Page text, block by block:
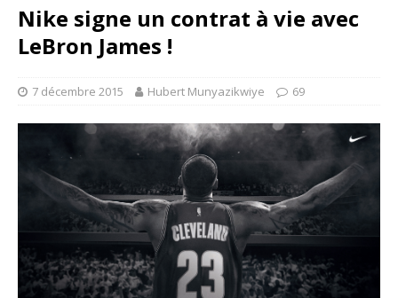
Nike signe un contrat à vie avec
LeBron James !
7 décembre 2015 Hubert Munyazikwiye 69